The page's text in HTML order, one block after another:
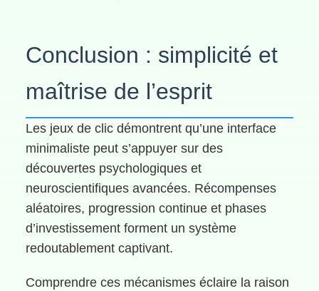
Conclusion : simplicité et
maîtrise de l’esprit
Les jeux de clic démontrent qu’une interface
minimaliste peut s’appuyer sur des
découvertes psychologiques et
neuroscientifiques avancées. Récompenses
aléatoires, progression continue et phases
d’investissement forment un système
redoutablement captivant.
Comprendre ces mécanismes éclaire la raison